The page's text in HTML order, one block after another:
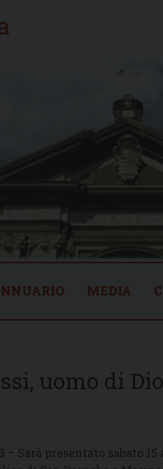
MEDIA
uomo di
– Sarà presentato sabato